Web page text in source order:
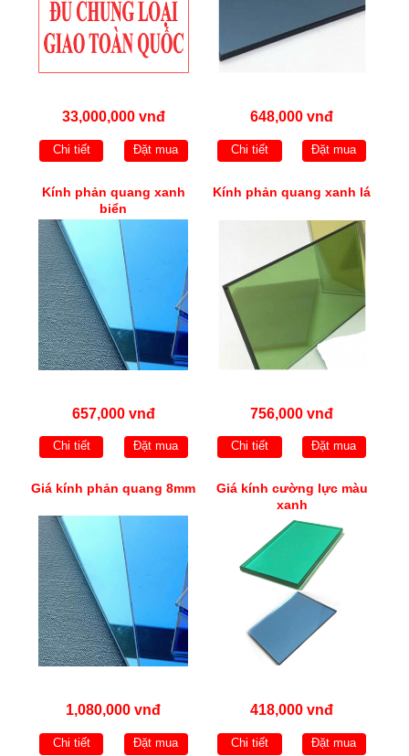
33,000,000 vnđ
Chi tiết Đặt mua
648,000 vnđ
Chi tiết Đặt mua
Kính phản quang xanh
biển
657,000 vnđ
Chi tiết Đặt mua
Kính phản quang xanh lá
756,000 vnđ
Chi tiết Đặt mua
Giá kính phản quang 8mm
1,080,000 vnđ
Chi tiết Đặt mua
Giá kính cường lực màu
xanh
418,000 vnđ
Chi tiết Đặt mua